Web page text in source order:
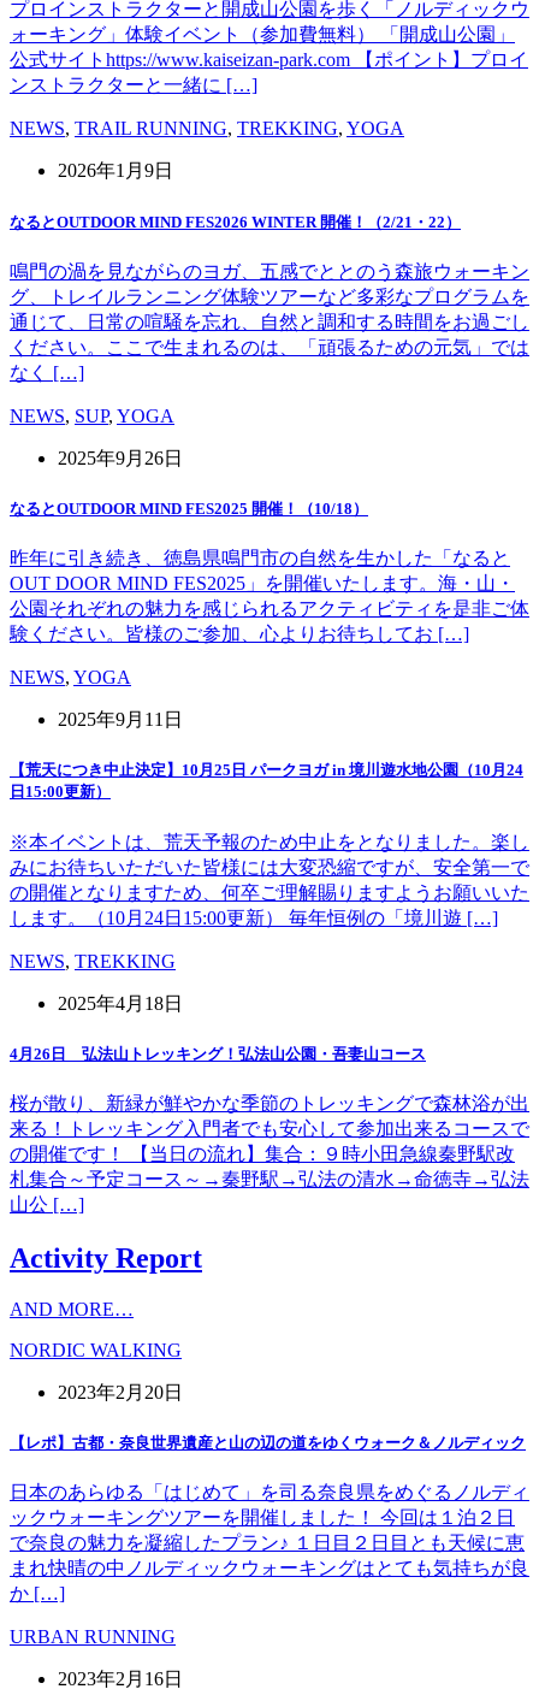
プロインストラクターと開成山公園を歩く「ノルディックウ
ォーキング」体験イベント（参加費無料） 「開成山公園」
公式サイトhttps://www.kaiseizan-park.com 【ポイント】プロイ
ンストラクターと一緒に […]
NEWS, TRAIL RUNNING, TREKKING, YOGA
2026年1月9日
なるとOUTDOOR MIND FES2026 WINTER 開催！（2/21・22）
鳴門の渦を見ながらのヨガ、五感でととのう森旅ウォーキン
グ、トレイルランニング体験ツアーなど多彩なプログラムを
通じて、日常の喧騒を忘れ、自然と調和する時間をお過ごし
ください。ここで生まれるのは、「頑張るための元気」では
なく […]
NEWS, SUP, YOGA
2025年9月26日
なるとOUTDOOR MIND FES2025 開催！（10/18）
昨年に引き続き、徳島県鳴門市の自然を生かした「なると
OUT DOOR MIND FES2025」を開催いたします。海・山・
公園それぞれの魅力を感じられるアクティビティを是非ご体
験ください。皆様のご参加、心よりお待ちしてお […]
NEWS, YOGA
2025年9月11日
【荒天につき中止決定】10月25日 パークヨガ in 境川遊水地公園（10月24
日15:00更新）
※本イベントは、荒天予報のため中止をとなりました。楽し
みにお待ちいただいた皆様には大変恐縮ですが、安全第一で
の開催となりますため、何卒ご理解賜りますようお願いいた
します。（10月24日15:00更新） 毎年恒例の「境川遊 […]
NEWS, TREKKING
2025年4月18日
4月26日 弘法山トレッキング！弘法山公園・吾妻山コース
桜が散り、新緑が鮮やかな季節のトレッキングで森林浴が出
来る！トレッキング入門者でも安心して参加出来るコースで
の開催です！ 【当日の流れ】集合：９時小田急線秦野駅改
札集合～予定コース～→秦野駅→弘法の清水→命徳寺→弘法
山公 […]
Activity Report
AND MORE…
NORDIC WALKING
2023年2月20日
【レポ】古都・奈良世界遺産と山の辺の道をゆくウォーク＆ノルディック
日本のあらゆる「はじめて」を司る奈良県をめぐるノルディ
ックウォーキングツアーを開催しました！ 今回は１泊２日
で奈良の魅力を凝縮したプラン♪ １日目２日目とも天候に恵
まれ快晴の中ノルディックウォーキングはとても気持ちが良
か […]
URBAN RUNNING
2023年2月16日